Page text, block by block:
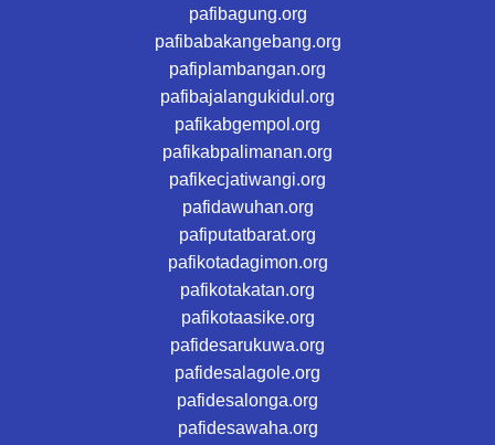
pafibagung.org
pafibabakangebang.org
pafiplambangan.org
pafibajalangukidul.org
pafikabgempol.org
pafikabpalimanan.org
pafikecjatiwangi.org
pafidawuhan.org
pafiputatbarat.org
pafikotadagimon.org
pafikotakatan.org
pafikotaasike.org
pafidesarukuwa.org
pafidesalagole.org
pafidesalonga.org
pafidesawaha.org